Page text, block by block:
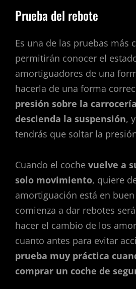
Prueba del rebote
Es una de las pruebas más
permitirán conocer el
amortiguadores de una
hacerla de una forma
presión sobre la
descienda la suspensión,
tendrás que soltar la
Cuando el coche vuelve a
solo movimiento, quiere
amortiguación está en
comienza a dar rebotes
hacer el cambio de los
cuanto antes para evitar
prueba muy práctica
comprar un coche de